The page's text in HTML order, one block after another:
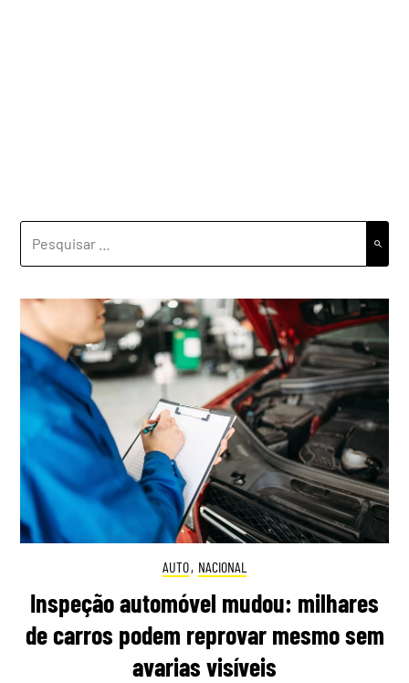
POR:
AUTO, NACIONAL
Inspeção automóvel mudou: milhares
de carros podem reprovar mesmo sem
avarias visíveis